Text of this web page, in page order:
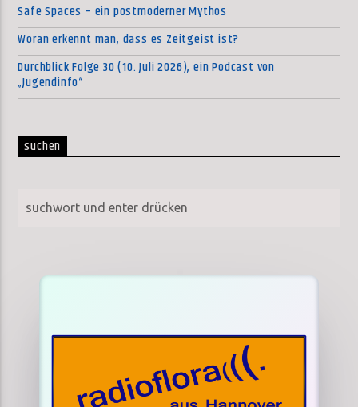
Safe Spaces – ein postmoderner Mythos
Woran erkennt man, dass es Zeitgeist ist?
Durchblick Folge 30 (10. Juli 2026), ein Podcast von
„Jugendinfo“
suchen